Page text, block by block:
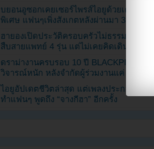
บยอนอูซอกเคยเซอร์ไพรส์ไอยูด้วยเค้กสั่งทำ
พิเศษ แฟนๆเพิ่งสังเกตหลังผ่านมา 3 เดือน
ฮายองเปิดประวัติครอบครัวไม่ธรรมดา
สืบสายแพทย์ 4 รุ่น แต่ไม่เคยคิดเดินตามรอย
ดราม่างานครบรอบ 10 ปี BLACKPINK แฟน
วิจารณ์หนัก หลังจำกัดผู้ร่วมงานแค่ 40 คน
ไอยูอัปเดตชีวิตล่าสุด แต่เพลงประกอบโพสต์
ทำแฟนๆ พูดถึง “จางกีฮา” อีกครั้ง